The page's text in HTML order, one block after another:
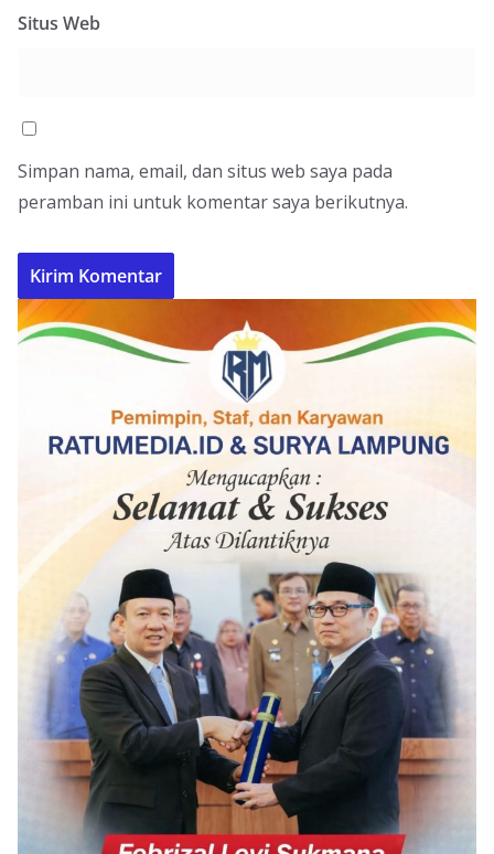
Situs Web
Simpan nama, email, dan situs web saya pada
peramban ini untuk komentar saya berikutnya.